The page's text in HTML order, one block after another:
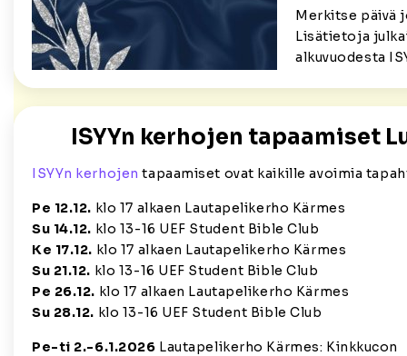
Merkitse päivä
Lisätietoja
alkuvuodesta
ISYYn kerhojen tapaamiset
ISYYn kerhojen tapaamiset ovat kaikille avoimia
Pe 12.12. klo 17 alkaen Lautapelikerho Kärmes
Su 14.12. klo 13-16 UEF Student Bible Club
Ke 17.12. klo 17 alkaen Lautapelikerho Kärmes
Su 21.12. klo 13-16 UEF Student Bible Club
Pe 26.12. klo 17 alkaen Lautapelikerho Kärmes
Su 28.12. klo 13-16 UEF Student Bible Club
Pe-ti 2.-6.1.2026 Lautapelikerho Kärmes: Kinkkucon